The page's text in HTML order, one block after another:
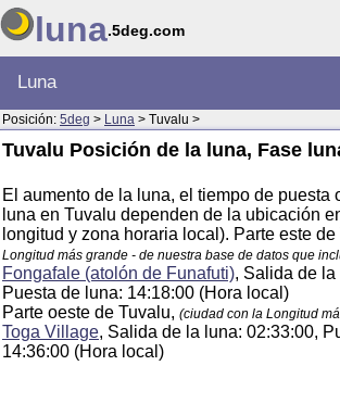
luna.5deg.com
Luna
Posición: 5deg > Luna > Tuvalu >
Tuvalu Posición de la luna, Fase
El aumento de la luna, el tiempo de puesta
luna en Tuvalu dependen de la ubicación
longitud y zona horaria local). Parte este de
Longitud más grande - de nuestra base de datos que
Fongafale (atolón de Funafuti), Salida de la
Puesta de luna: 14:18:00 (Hora local)
Parte oeste de Tuvalu, (ciudad con la Longitud
Toga Village, Salida de la luna: 02:33:00,
14:36:00 (Hora local)